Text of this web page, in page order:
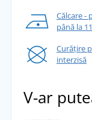
Călcare -
până la
Curățire
interzisă
V-ar